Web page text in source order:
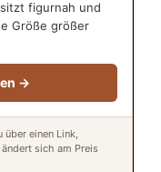
figurnah und
Größe größer
→
einen Link,
sich am Preis